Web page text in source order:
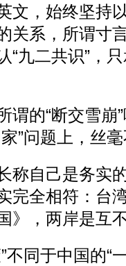
文，始终坚持
关系，所谓寸
九二共识”，
谓的“断交雪崩
”问题上，丝
称自己是务实
完全相符：台
》，两岸是互
不同于中国的“